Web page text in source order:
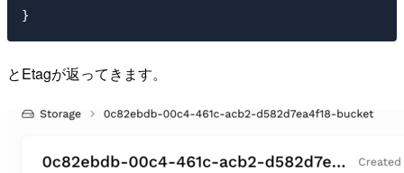
とEtagが返ってきます。